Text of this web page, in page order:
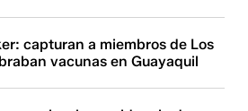
capturan a miembros de Los
vacunas en Guayaquil